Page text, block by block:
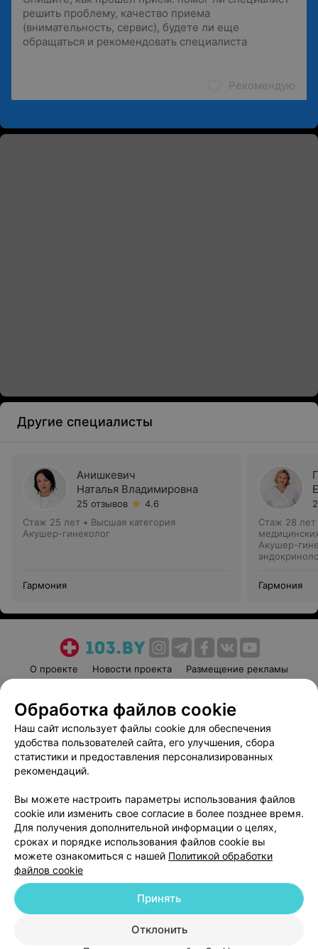
Рекомендую
Другие специалисты
Анишкевич
Наталья Владимировна
25 отзывов
4.6
Стаж 25 лет • Высшая категория
Акушер-гинеколог
Гармония
Стаж 28 лет
Акушер-
Гармония
О проекте Новости проекта
Размещение рекламы
Пользовательское соглашение
Способы оплаты
Вакансии
Партнеры
Написать руководителю 103.by
Обработка персональных данных
© 2026 ООО «Артокс Лаб», УНП 191700409
| 220012, Республика Беларусь,
Служба поддержки +375 291212755
Обработка файлов cookie
Наш сайт использует файлы cookie для обеспечения
удобства пользователей сайта, его улучшения, сбора
статистики и предоставления персонализированных
рекомендаций.
Вы можете настроить параметры использования файлов
cookie или изменить свое согласие в более позднее время.
Для получения дополнительной информации о целях,
сроках и порядке использования файлов cookie вы
можете ознакомиться с нашей Политикой обработки
файлов cookie
Отклонить
Принять